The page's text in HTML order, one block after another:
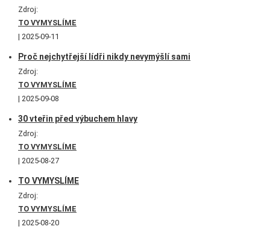
Zdroj:
TO VYMYSLÍME
2025-09-11
Proč nejchytřejší lídři nikdy nevymýšlí sami
Zdroj:
TO VYMYSLÍME
2025-09-08
30 vteřin před výbuchem hlavy
Zdroj:
TO VYMYSLÍME
2025-08-27
TO VYMYSLÍME
Zdroj:
TO VYMYSLÍME
2025-08-20